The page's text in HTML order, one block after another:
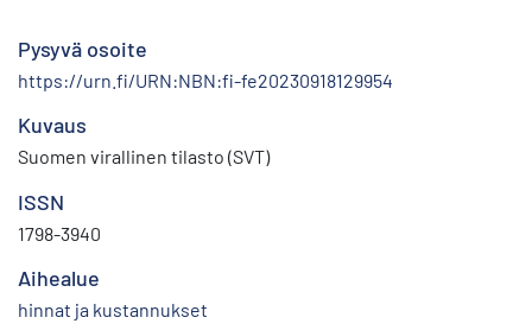
Pysyvä osoite
https://urn.fi/URN:NBN:fi-fe20230918129954
Kuvaus
Suomen virallinen tilasto (SVT)
ISSN
1798-3940
Aihealue
hinnat ja kustannukset